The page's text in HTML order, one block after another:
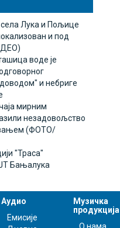
села Лука и Пољице
и под
воде је
и небриге
мирним
незадовољство
(ФОТО/
"Траса"
Бањалука
Аудио
Емисије
Музичка
продукција